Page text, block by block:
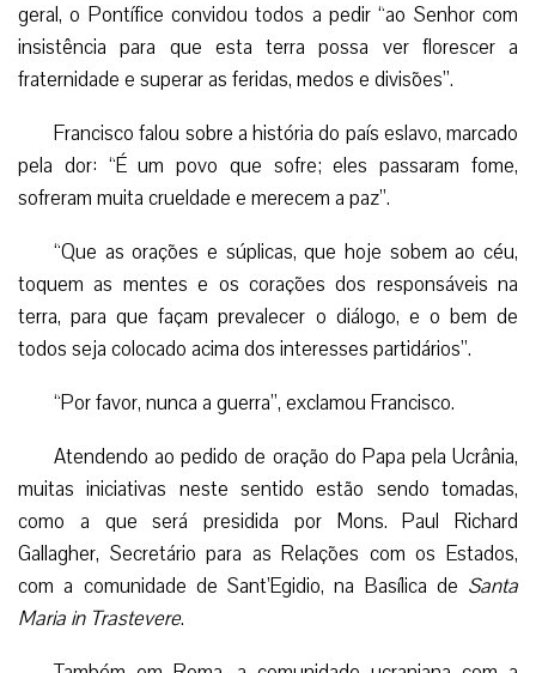
geral, o Pontífice convidou todos a pedir “ao Senhor com
insistência para que esta terra possa ver florescer a
fraternidade e superar as feridas, medos e divisões”.
Francisco falou sobre a história do país eslavo, marcado
pela dor: “É um povo que sofre; eles passaram fome,
sofreram muita crueldade e merecem a paz”.
“Que as orações e súplicas, que hoje sobem ao céu,
toquem as mentes e os corações dos responsáveis na
terra, para que façam prevalecer o diálogo, e o bem de
todos seja colocado acima dos interesses partidários”.
“Por favor, nunca a guerra”, exclamou Francisco.
Atendendo ao pedido de oração do Papa pela Ucrânia,
muitas iniciativas neste sentido estão sendo tomadas,
como a que será presidida por Mons. Paul Richard
Gallagher, Secretário para as Relações com os Estados,
com a comunidade de Sant’Egidio, na Basílica de Santa
Maria in Trastevere.